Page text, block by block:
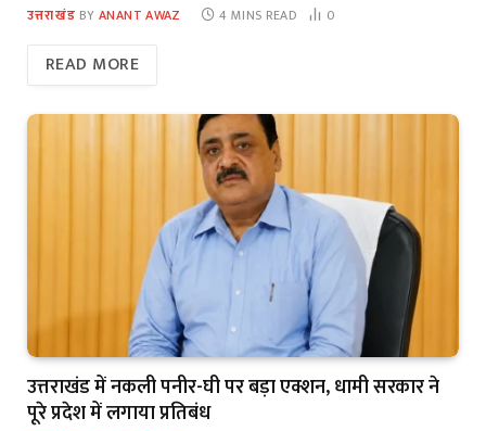
उत्तराखंड BY ANANT AWAZ 4 MINS READ 0
READ MORE
उत्तराखंड में नकली पनीर-घी पर बड़ा एक्शन, धामी सरकार ने
पूरे प्रदेश में लगाया प्रतिबंध